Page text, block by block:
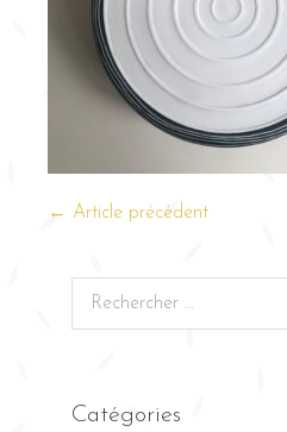
← Article précédent
Catégories